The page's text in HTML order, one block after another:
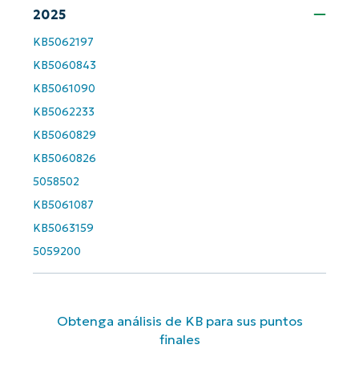
2025
KB5062197
KB5060843
KB5061090
KB5062233
KB5060829
KB5060826
5058502
KB5061087
KB5063159
5059200
Obtenga análisis de KB para sus puntos
finales
Company